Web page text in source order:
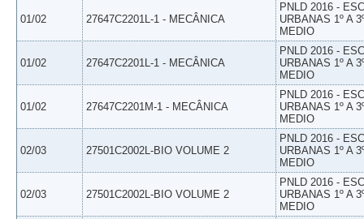
01/02 27647C2201L-1 - MECÂNICA
PNLD 2016 -
URBANAS 1º A
MEDIO
01/02 27647C2201L-1 - MECÂNICA
PNLD 2016 -
URBANAS 1º A
MEDIO
01/02 27647C2201M-1 - MECÂNICA
PNLD 2016 -
URBANAS 1º A
MEDIO
02/03 27501C2002L-BIO VOLUME 2
PNLD 2016 -
URBANAS 1º A
MEDIO
02/03 27501C2002L-BIO VOLUME 2
PNLD 2016 -
URBANAS 1º A
MEDIO